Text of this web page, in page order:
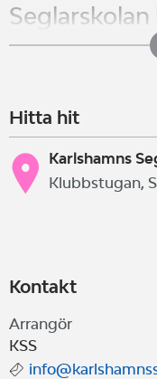
och IF och
Även du som
självklart
Anmäl
Hitta hit
Karlshamns
Klubbstugan,
Kontakt
Arrangör
KSS